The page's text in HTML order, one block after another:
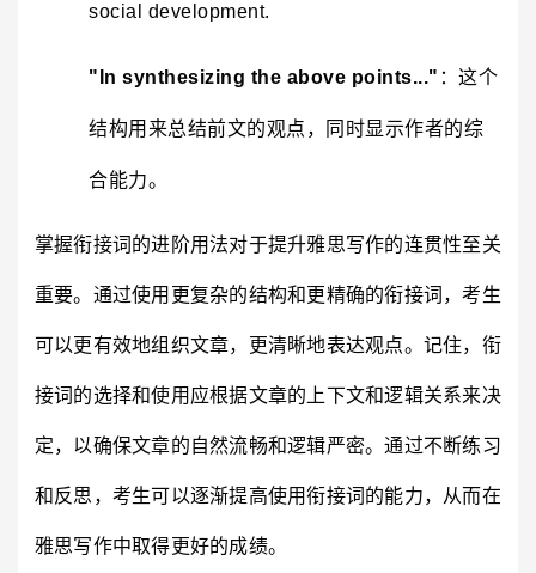
social development.
"In synthesizing the above points..." ：这个
结构用来总结前文的观点，同时显示作者的综
合能力。
掌握衔接词的进阶用法对于提升雅思写作的连贯性至关
重要。通过使用更复杂的结构和更精确的衔接词，考生
可以更有效地组织文章，更清晰地表达观点。记住，衔
接词的选择和使用应根据文章的上下文和逻辑关系来决
定，以确保文章的自然流畅和逻辑严密。通过不断练习
和反思，考生可以逐渐提高使用衔接词的能力，从而在
雅思写作中取得更好的成绩。